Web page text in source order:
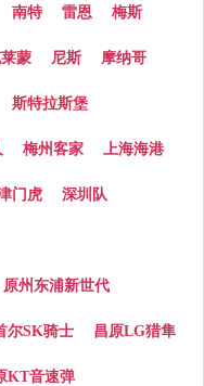
南特 雷恩 梅斯
蒙 尼斯 摩纳哥
斯特拉斯堡
梅州客家 上海海港
门虎 深圳队
原州东浦新世代
尔SK骑士 昌原LG猎隼
KT音速弹